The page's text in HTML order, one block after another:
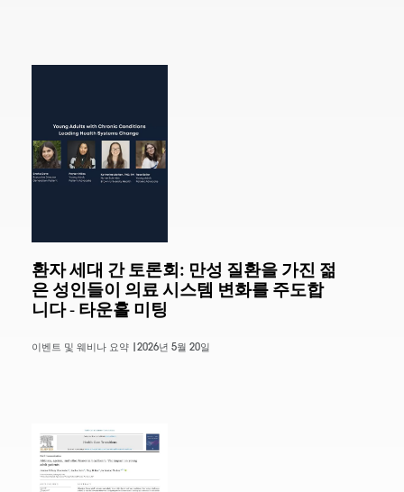
환자 세대 간 토론회: 만성 질환을 가진 젊
은 성인들이 의료 시스템 변화를 주도합
니다 - 타운홀 미팅
이벤트 및 웨비나 요약 | 2026년 5월 20일